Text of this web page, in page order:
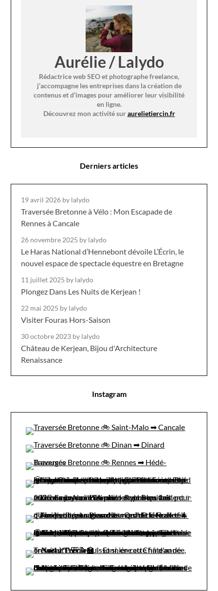
Aurélie / Lalydo
Rédactrice web SEO et photographe freelance,
j’accompagne les entreprises dans la création de
contenus et d’images pour améliorer leur visibilité
en ligne.
Découvrez mon activité suraurelietiercin.fr
Derniers articles
19 avril 2026 by lalydo
Traversée Bretonne à Vélo : Mon Escapade de
Rennes à Cancale
26 novembre 2025 by lalydo
Le Haras National d’Hennebont dévoile L’Écrin, le
nouvel espace de spectacle équestre en Bretagne
11 juillet 2025 by lalydo
Plongez Dans Les Nuits de Kerjean !
22 mai 2025 by lalydo
Visiter Fouras Hors-Saison
30 octobre 2023 by lalydo
Château de Kerjean, Bijou d'Architecture
Renaissance
Instagram